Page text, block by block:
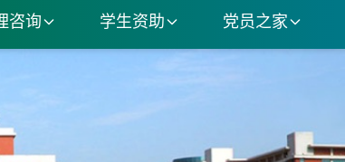
咨询 学生资助 党员之家